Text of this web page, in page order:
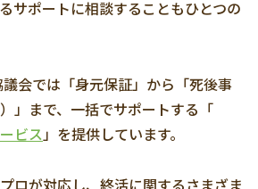
サポートに相談することもひとつの
会では「身元保証」から「死後事
」まで、一括でサポートする「
ビス」を提供しています。
ロが対応し、終活に関するさまざま